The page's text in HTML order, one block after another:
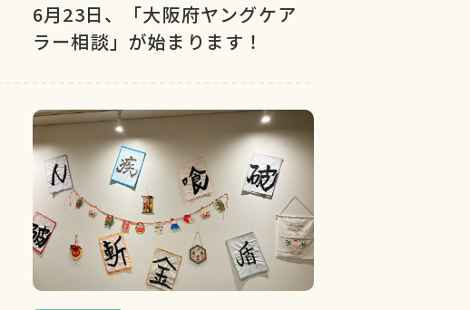
6月23日、「大阪府ヤングケア
ラー相談」が始まります！